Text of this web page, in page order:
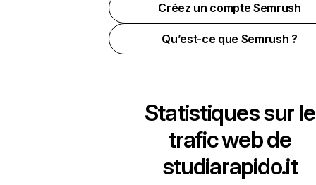
Créez un compte Semrush
Qu’est-ce que Semrush ?
Statistiques sur le
trafic web de
studiarapido.it